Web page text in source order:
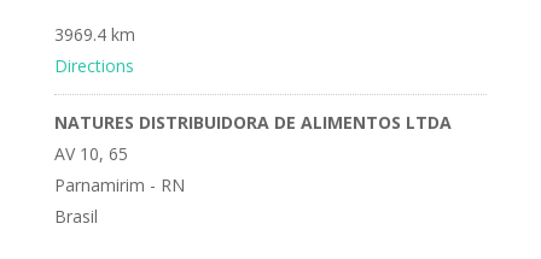
3969.4 km
Directions
NATURES DISTRIBUIDORA DE ALIMENTOS LTDA
AV 10, 65
Parnamirim - RN
Brasil